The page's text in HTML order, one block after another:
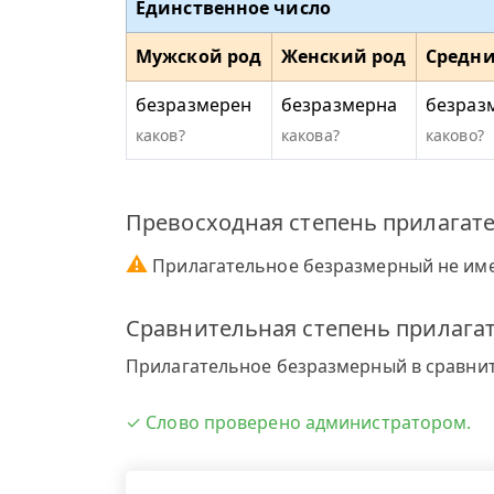
Единственное число
Мужской род
Женский род
безразмерен
каков?
безразмерна
какова? каково?
Превосходная степень
⚠ Прилагательное безразмерный не
Сравнительная степень
Прилагательное безразмерный в
✓ Слово проверено администратором.